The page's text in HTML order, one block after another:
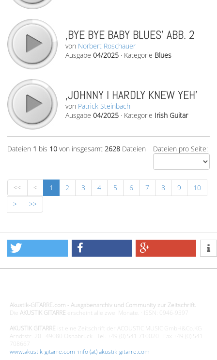
‚BYE BYE BABY BLUES’ ABB. 2
von Norbert Roschauer
Ausgabe 04/2025 · Kategorie Blues
‚JOHNNY I HARDLY KNEW YEH’
von Patrick Steinbach
Ausgabe 04/2025 · Kategorie Irish Guitar
Dateien pro Seite:
Dateien 1 bis 10 von insgesamt 2628 Dateien
<< < 1 2 3 4 5 6 7 8 9
10
>
>>
Akustik-GITARRE.com - Ausgabenarchiv und Community zur Zeitschrift.
Die AKUSTIK GITARRE erscheint alle zwei Monate. · ISSN: 0946-9397
AKUSTIK GITARRE ist eine Zeitschrift der ACOUSTIC MUSIC GmbH&Co.KG
Arndtstr. 20 · 49080 Osnabrück · Tel. +49 (0) 541 710020 · Fax +49 (0) 541
708667
www.akustik-gitarre.com ·info (at) akustik-gitarre.com